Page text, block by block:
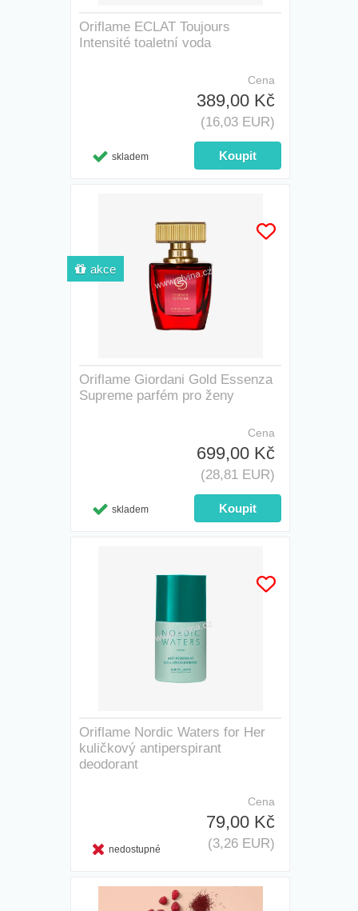
Oriflame ECLAT Toujours
Intensité toaletní voda
Cena
389,00 Kč
(16,03 EUR)
skladem
Oriflame Giordani Gold Essenza
Supreme parfém pro ženy
Cena
699,00 Kč
(28,81 EUR)
skladem
akce
Oriflame Nordic Waters for Her
kuličkový antiperspirant
deodorant
Cena
79,00 Kč
(3,26 EUR)
nedostupné